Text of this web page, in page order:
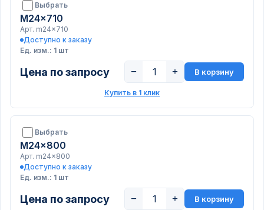
Выбрать
M24x710
Арт. m24x710
Доступно к заказу
Ед. изм.: 1 шт
Цена по запросу − + В корзину
Купить в 1 клик
Выбрать
M24x800
Арт. m24x800
Доступно к заказу
Ед. изм.: 1 шт
Цена по запросу − + В корзину